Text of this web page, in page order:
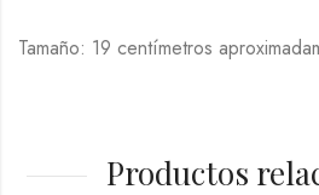
Tamaño: 19 centímetros
Productos